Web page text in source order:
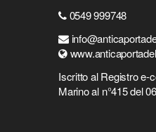
0549 999748
Iscritto al Registro e-
Marino al n°415 del